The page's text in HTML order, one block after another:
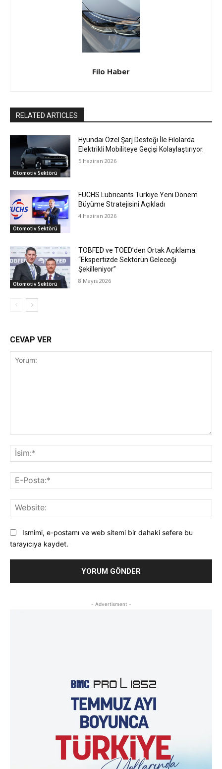
Filo Haber
RELATED ARTICLES
Otomotiv Sektörü
Hyundai Özel Şarj Desteği İle Filolarda
Elektrikli Mobiliteye Geçişi Kolaylaştırıyor.
5 Haziran 2026
Otomotiv Sektörü
FUCHS Lubricants Türkiye Yeni Dönem
Büyüme Stratejisini Açıkladı
4 Haziran 2026
Otomotiv Sektörü
TOBFED ve TOED’den Ortak Açıklama:
“Ekspertizde Sektörün Geleceği
Şekilleniyor”
8 Mayıs 2026
CEVAP VER
Ismimi, e-postamı ve web sitemi bir dahaki sefere bu
tarayıcıya kaydet.
- Advertisment -